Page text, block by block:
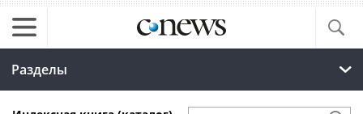
Разделы